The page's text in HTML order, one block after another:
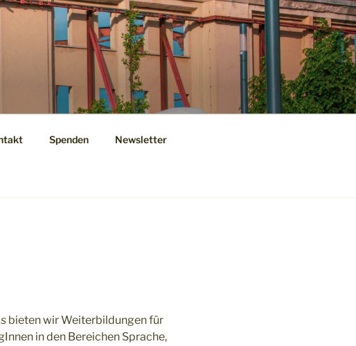
Spenden Newsletter
bieten wir Weiterbildungen für
in den Bereichen Sprache,